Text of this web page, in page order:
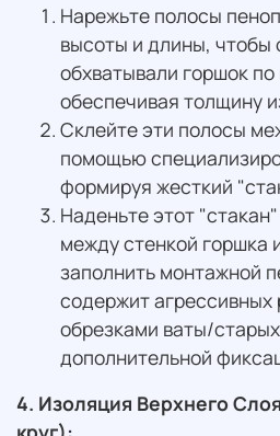
Нарежьте полосы
высоты и длины, чтобы
обхватывали горшок
обеспечивая толщину
Склейте эти полосы
помощью
формируя жесткий
Наденьте этот
между стенкой горшка
заполнить монтажной
содержит агрессивных
обрезками ваты/
дополнительной
4. Изоляция Верхнего